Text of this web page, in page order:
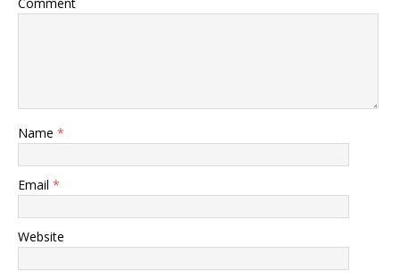
Name *
Email *
Website